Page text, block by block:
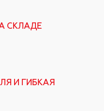
СКЛАДЕ
И ГИБКАЯ